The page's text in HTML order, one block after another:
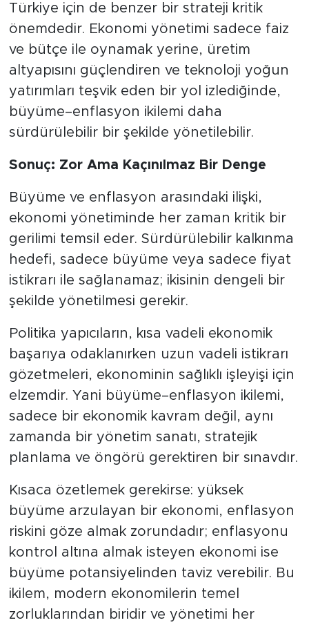
Türkiye için de benzer bir strateji kritik
önemdedir. Ekonomi yönetimi sadece faiz
ve bütçe ile oynamak yerine, üretim
altyapısını güçlendiren ve teknoloji yoğun
yatırımları teşvik eden bir yol izlediğinde,
büyüme–enflasyon ikilemi daha
sürdürülebilir bir şekilde yönetilebilir.
Sonuç: Zor Ama Kaçınılmaz Bir Denge
Büyüme ve enflasyon arasındaki ilişki,
ekonomi yönetiminde her zaman kritik bir
gerilimi temsil eder. Sürdürülebilir kalkınma
hedefi, sadece büyüme veya sadece fiyat
istikrarı ile sağlanamaz; ikisinin dengeli bir
şekilde yönetilmesi gerekir.
Politika yapıcıların, kısa vadeli ekonomik
başarıya odaklanırken uzun vadeli istikrarı
gözetmeleri, ekonominin sağlıklı işleyişi için
elzemdir. Yani büyüme–enflasyon ikilemi,
sadece bir ekonomik kavram değil, aynı
zamanda bir yönetim sanatı, stratejik
planlama ve öngörü gerektiren bir sınavdır.
Kısaca özetlemek gerekirse: yüksek
büyüme arzulayan bir ekonomi, enflasyon
riskini göze almak zorundadır; enflasyonu
kontrol altına almak isteyen ekonomi ise
büyüme potansiyelinden taviz verebilir. Bu
ikilem, modern ekonomilerin temel
zorluklarından biridir ve yönetimi her